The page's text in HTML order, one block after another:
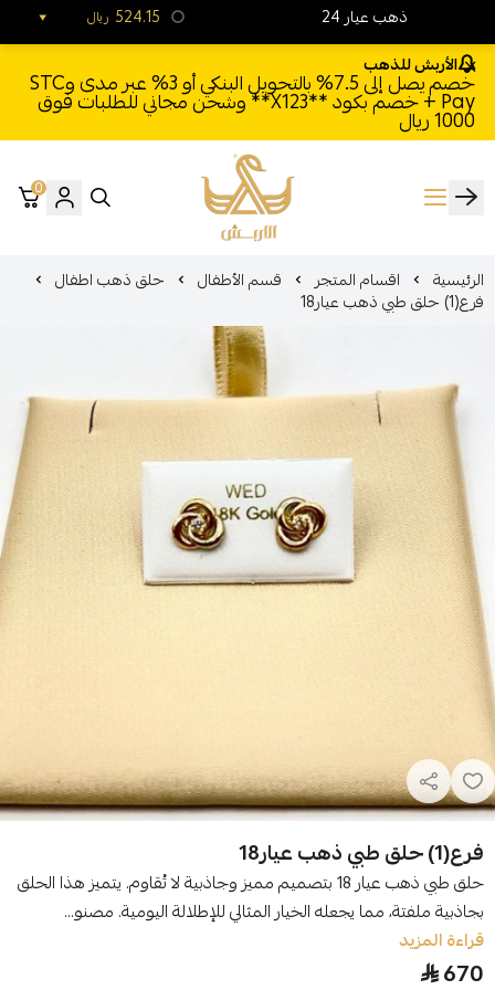
الأربش للذهب
خصم يصل إلى 7.5% بالتحويل البنكي أو 3% عبر مدى وSTC
Pay + خصم بكود **X123** وشحن مجاني للطلبات فوق
1000 ريال
الأربش للذهب
0
الرئيسية اقسام المتجر قسم الأطفال حلق ذهب اطفال
فرع(1) حلق طبي ذهب عيار18
فرع(1) حلق طبي ذهب عيار18
حلق طبي ذهب عيار 18 بتصميم مميز وجاذبية لا تُقاوم. يتميز هذا الحلق
بجاذبية ملفتة، مما يجعله الخيار المثالي للإطلالة اليومية. مصنو...
قراءة المزيد
670
24 ذهب عيار ريال 524.15